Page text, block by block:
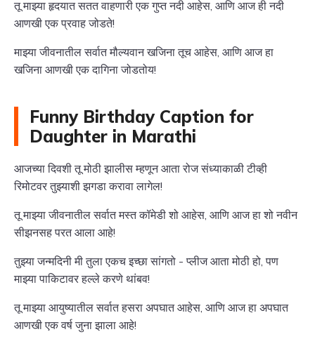
तू माझ्या हृदयात सतत वाहणारी एक गुप्त नदी आहेस, आणि आज ही नदी
आणखी एक प्रवाह जोडते!
माझ्या जीवनातील सर्वात मौल्यवान खजिना तूच आहेस, आणि आज हा
खजिना आणखी एक दागिना जोडतोय!
Funny Birthday Caption for
Daughter in Marathi
आजच्या दिवशी तू मोठी झालीस म्हणून आता रोज संध्याकाळी टीव्ही
रिमोटवर तुझ्याशी झगडा करावा लागेल!
तू माझ्या जीवनातील सर्वात मस्त कॉमेडी शो आहेस, आणि आज हा शो नवीन
सीझनसह परत आला आहे!
तुझ्या जन्मदिनी मी तुला एकच इच्छा सांगतो - प्लीज आता मोठी हो, पण
माझ्या पाकिटावर हल्ले करणे थांबव!
तू माझ्या आयुष्यातील सर्वात हसरा अपघात आहेस, आणि आज हा अपघात
आणखी एक वर्ष जुना झाला आहे!